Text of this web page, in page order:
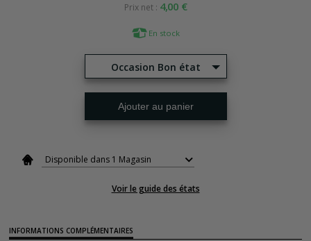
Prix net : 4,00 €
En stock
Occasion Bon état
Ajouter au panier
Disponible dans 1 Magasin
Voir le guide des états
INFORMATIONS COMPLÉMENTAIRES